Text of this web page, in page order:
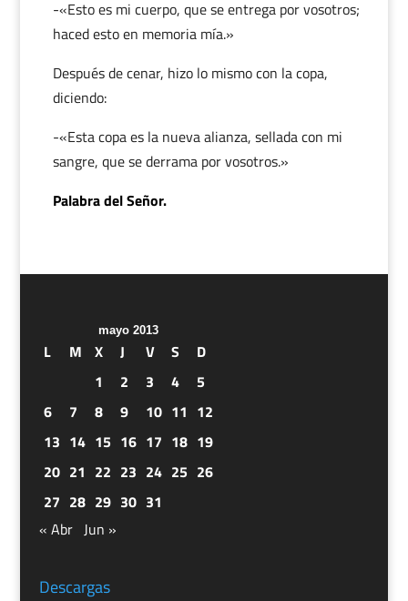
-«Esto es mi cuerpo, que se entrega por vosotros;
haced esto en memoria mía.»
Después de cenar, hizo lo mismo con la copa,
diciendo:
-«Esta copa es la nueva alianza, sellada con mi
sangre, que se derrama por vosotros.»
Palabra del Señor.
mayo 2013
L M X J V S
D
1
2 3 4
5
6
7 8 9 10 11 12
13 14 15 16 17 18 19
20 21 22 23 24 25 26
27 28 29 30 31
« Abr Jun »
Descargas